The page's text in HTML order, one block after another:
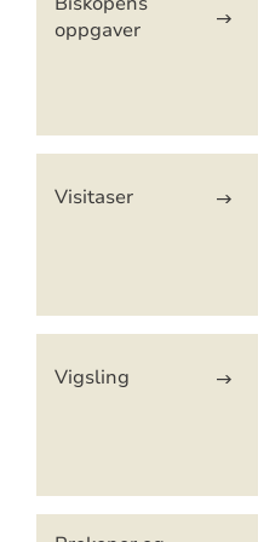
oppgaver
Visitaser
Vigsling